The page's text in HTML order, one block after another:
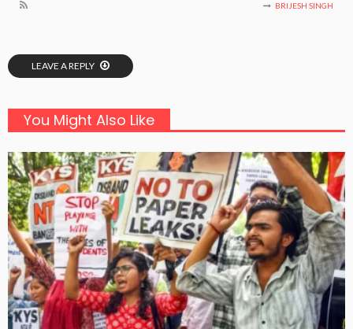
BRIJESH SINGH
LEAVE A REPLY
You Might Also Like